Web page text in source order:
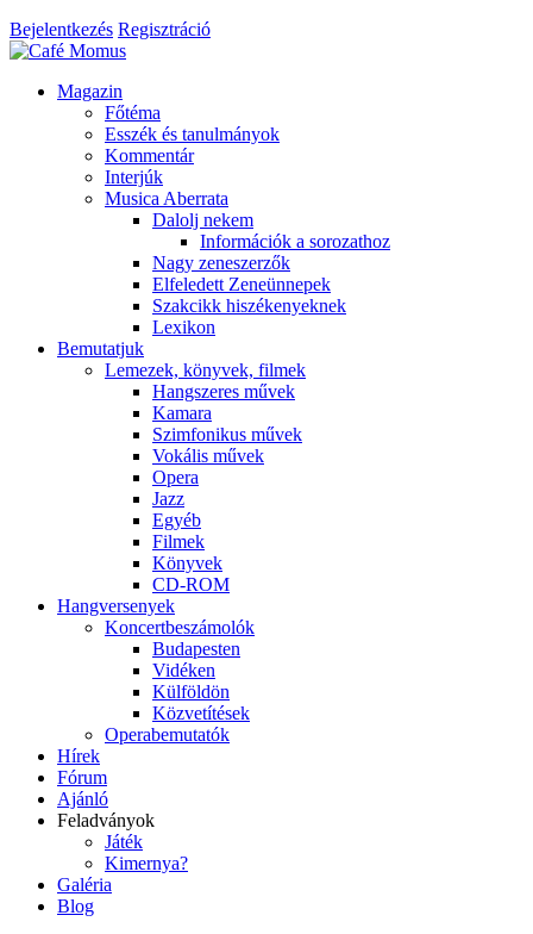
Bejelentkezés Regisztráció
Magazin
Főtéma
Esszék és tanulmányok
Kommentár
Interjúk
Musica Aberrata
Dalolj nekem
Információk a sorozathoz
Nagy zeneszerzők
Elfeledett Zeneünnepek
Szakcikk hiszékenyeknek
Lexikon
Bemutatjuk
Lemezek, könyvek, filmek
Hangszeres művek
Kamara
Szimfonikus művek
Vokális művek
Opera
Jazz
Egyéb
Filmek
Könyvek
CD-ROM
Hangversenyek
Koncertbeszámolók
Budapesten
Vidéken
Külföldön
Közvetítések
Operabemutatók
Hírek
Fórum
Ajánló
Feladványok
Játék
Kimernya?
Galéria
Blog